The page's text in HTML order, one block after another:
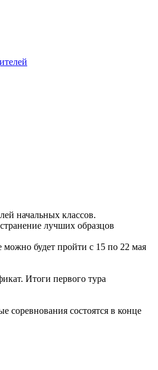
начальных классов.
лучших образцов
можно будет пройти с 15 по 22 мая
Итоги первого тура
состоятся в конце